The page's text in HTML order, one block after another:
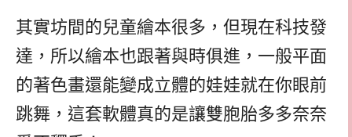
其實坊間的兒童繪本很多，但現在科技發
達，所以繪本也跟著與時俱進，一般平面
的著色畫還能變成立體的娃娃就在你眼前
跳舞，這套軟體真的是讓雙胞胎多多奈奈